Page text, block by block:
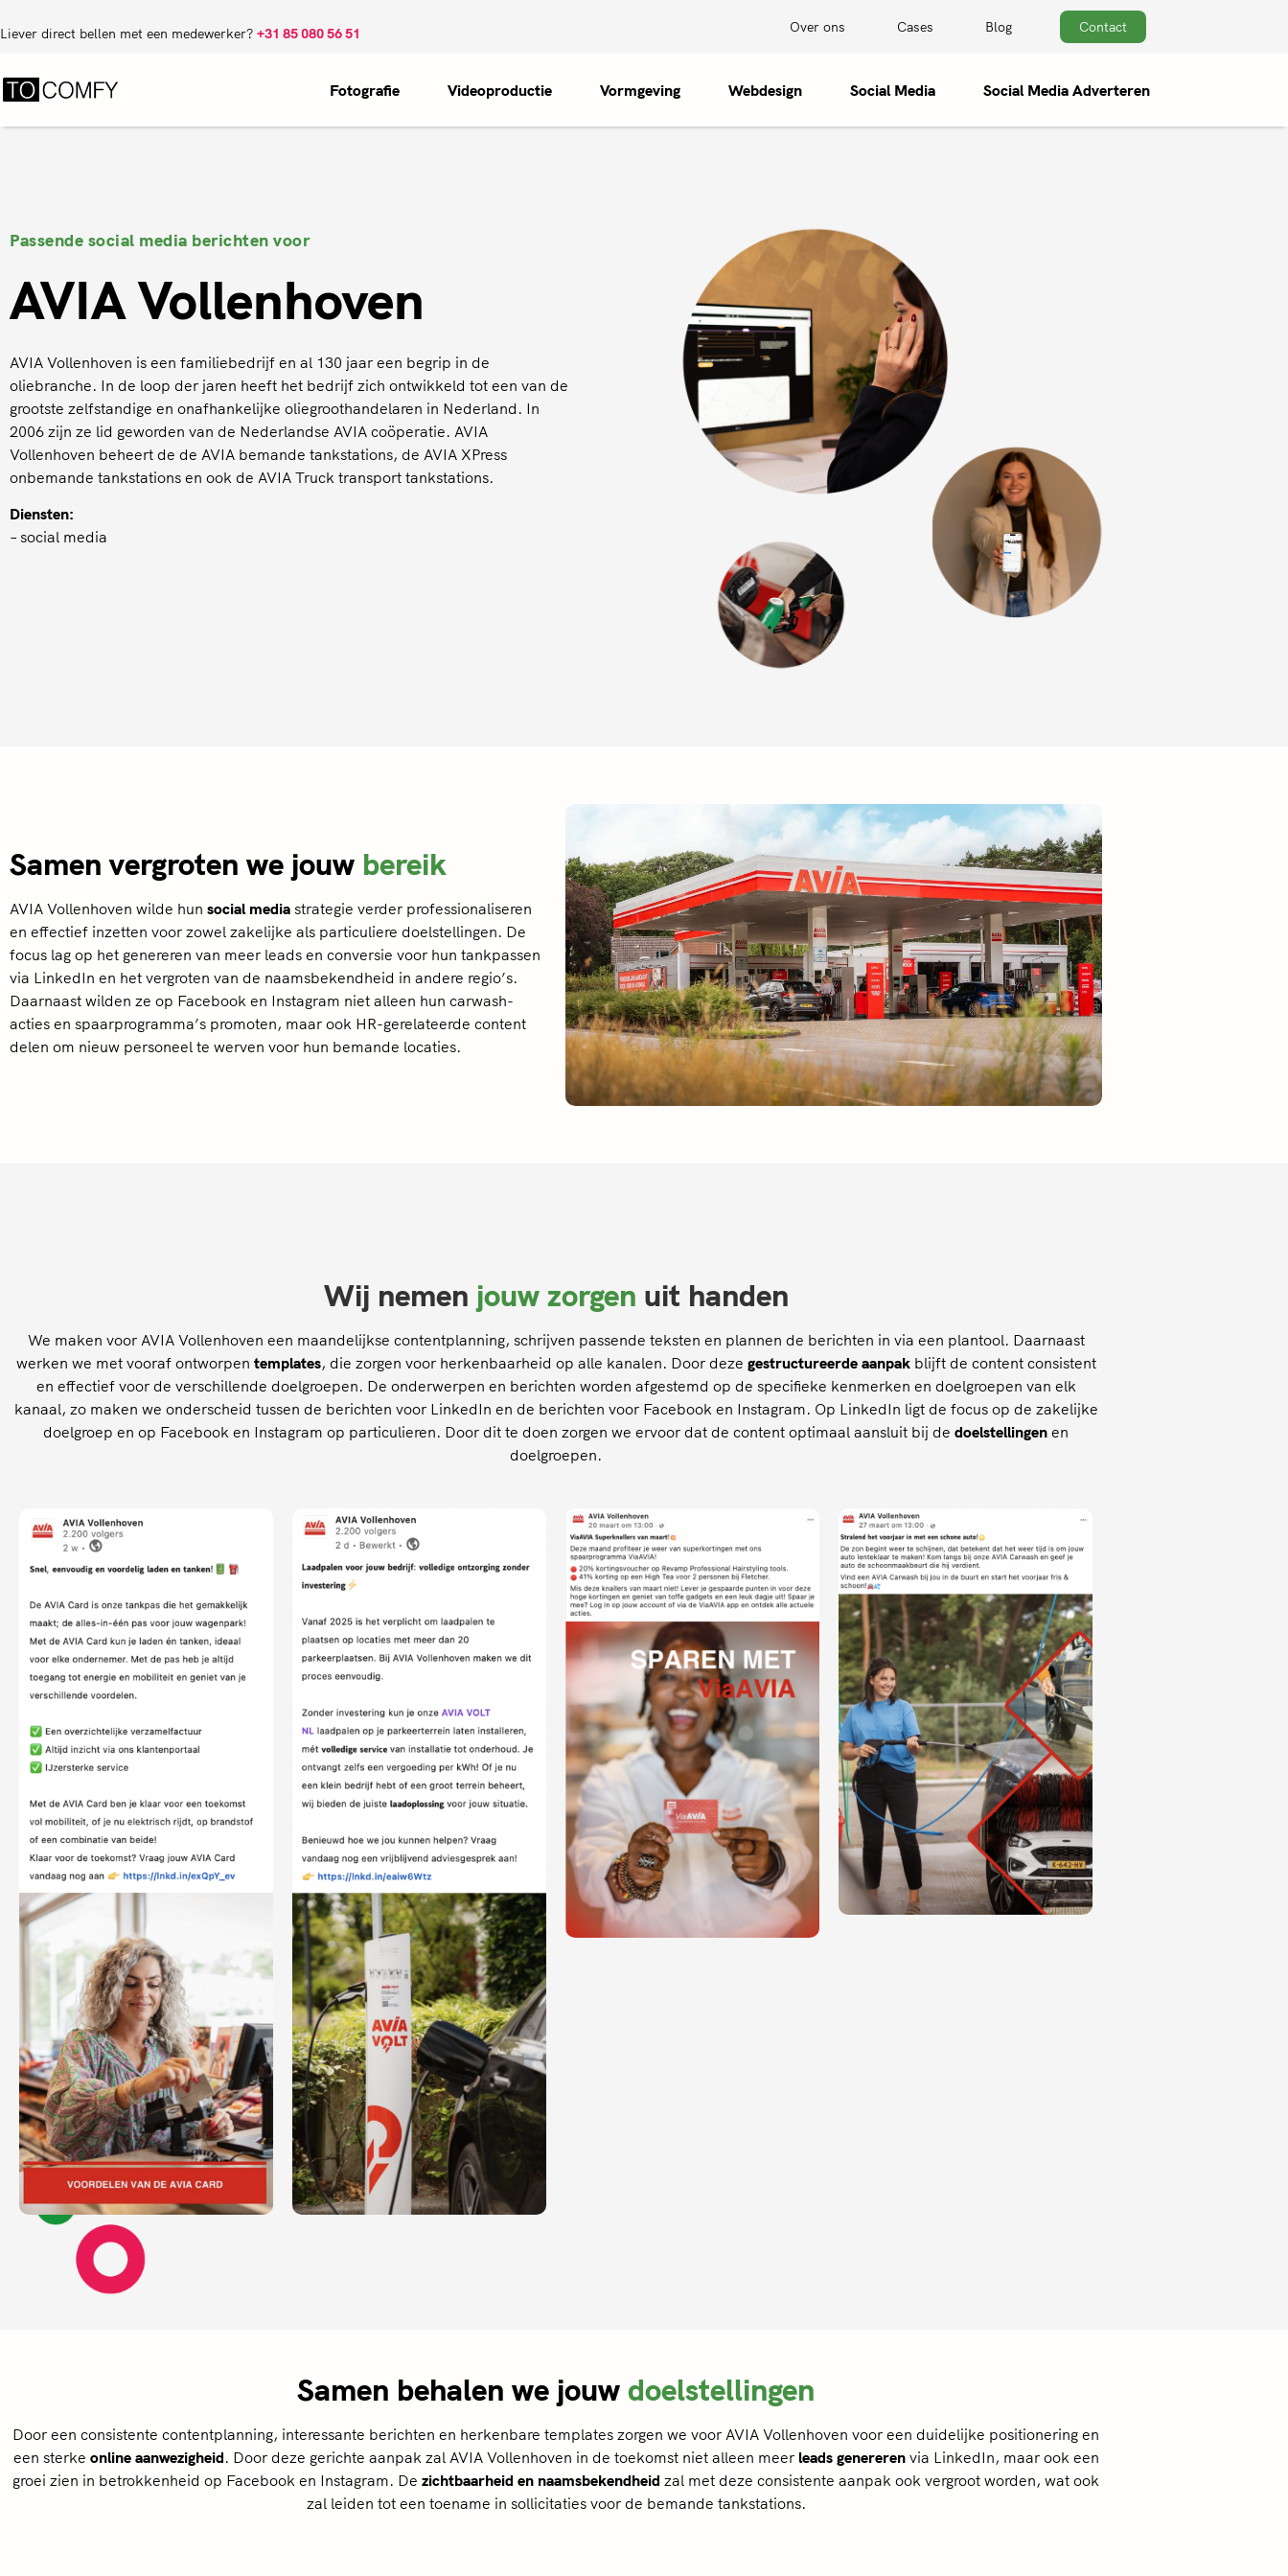
Liever direct bellen met een medewerker? +31 85 080 56 51 Over ons Cases Blog Contact
Fotografie Videoproductie Vormgeving Webdesign Social Media Social Media Adverteren
Passende social media berichten voor
AVIA Vollenhoven
AVIA Vollenhoven is een familiebedrijf en al 130 jaar een begrip in de
oliebranche. In de loop der jaren heeft het bedrijf zich ontwikkeld tot een van de
grootste zelfstandige en onafhankelijke oliegroothandelaren in Nederland. In
2006 zijn ze lid geworden van de Nederlandse AVIA coöperatie. AVIA
Vollenhoven beheert de de AVIA bemande tankstations, de AVIA XPress
onbemande tankstations en ook de AVIA Truck transport tankstations.
Diensten:
– social media
Samen vergroten we jouw bereik
AVIA Vollenhoven wilde hun social media strategie verder professionaliseren
en effectief inzetten voor zowel zakelijke als particuliere doelstellingen. De
focus lag op het genereren van meer leads en conversie voor hun tankpassen
via LinkedIn en het vergroten van de naamsbekendheid in andere regio’s.
Daarnaast wilden ze op Facebook en Instagram niet alleen hun carwash-
acties en spaarprogramma’s promoten, maar ook HR-gerelateerde content
delen om nieuw personeel te werven voor hun bemande locaties.
Wij nemen jouw zorgen uit handen
We maken voor AVIA Vollenhoven een maandelijkse contentplanning, schrijven passende teksten en plannen de berichten in via een plantool. Daarnaast
werken we met vooraf ontworpen templates, die zorgen voor herkenbaarheid op alle kanalen. Door deze gestructureerde aanpakblijft de content consistent
en effectief voor de verschillende doelgroepen. De onderwerpen en berichten worden afgestemd op de specifieke kenmerken en doelgroepen van elk
kanaal, zo maken we onderscheid tussen de berichten voor LinkedIn en de berichten voor Facebook en Instagram. Op LinkedIn ligt de focus op de zakelijke
doelgroep en op Facebook en Instagram op particulieren. Door dit te doen zorgen we ervoor dat de content optimaal aansluit bij de doelstellingen en
doelgroepen.
Samen behalen we jouw doelstellingen
Door een consistente contentplanning, interessante berichten en herkenbare templates zorgen we voor AVIA Vollenhoven voor een duidelijke positionering en
een sterke online aanwezigheid. Door deze gerichte aanpak zal AVIA Vollenhoven in de toekomst niet alleen meer leads genererenvia LinkedIn, maar ook een
groei zien in betrokkenheid op Facebook en Instagram. De zichtbaarheid en naamsbekendheid zal met deze consistente aanpak ook vergroot worden, wat ook
zal leiden tot een toename in sollicitaties voor de bemande tankstations.